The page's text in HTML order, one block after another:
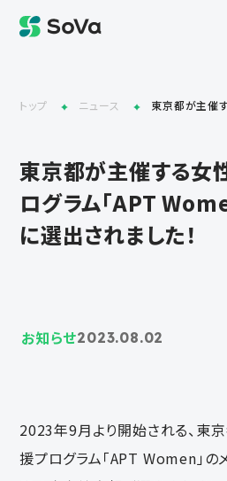
トップ ニュース
東京都が主催する女
ログラム「APT
に選出されました！
お知らせ2023.08.02
2023年9月より開始される、東
援プログラム「APT Women」の